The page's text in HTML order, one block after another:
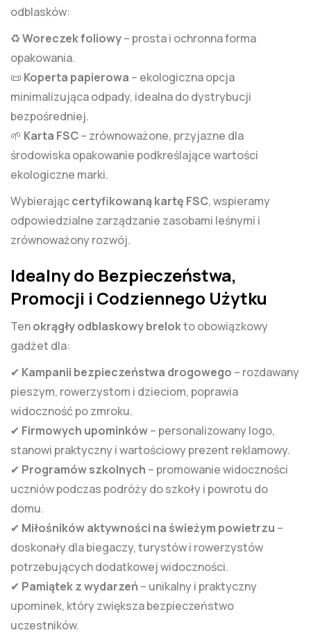
odblasków:
♻️Woreczek foliowy– prosta i ochronna forma
opakowania.
📜 Koperta papierowa – ekologiczna opcja
minimalizująca odpady, idealna do dystrybucji
bezpośredniej.
🌱 Karta FSC– zrównoważone, przyjazne dla
środowiska opakowanie podkreślające wartości
ekologiczne marki.
Wybierająccertyfikowaną kartę FSC, wspieramy
odpowiedzialne zarządzanie zasobami leśnymi i
zrównoważony rozwój.
Idealny do Bezpieczeństwa,
Promocji i Codziennego Użytku
Tenokrągły odblaskowy brelokto obowiązkowy
gadżet dla:
✔ Kampanii bezpieczeństwa drogowego – rozdawany
pieszym, rowerzystom i dzieciom, poprawia
widoczność po zmroku.
✔ Firmowych upominków– personalizowany logo,
stanowi praktyczny i wartościowy prezent reklamowy.
✔ Programów szkolnych – promowanie widoczności
uczniów podczas podróży do szkoły i powrotu do
domu.
✔ Miłośników aktywności na świeżym powietrzu –
doskonały dla biegaczy, turystów i rowerzystów
potrzebujących dodatkowej widoczności.
✔ Pamiątek z wydarzeń – unikalny i praktyczny
upominek, który zwiększa bezpieczeństwo
uczestników.